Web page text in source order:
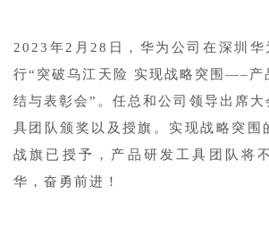
2023年2月28日，华为公司在深圳
行“突破乌江天险 实现战略突围—–产
结与表彰会”。任总和公司领导出席
具团队颁奖以及授旗。实现战略突围
战旗已授予，产品研发工具团队将
华，奋勇前进！